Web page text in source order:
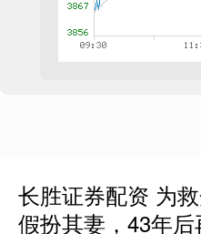
长胜证券配资 为
假扮其妻，43年